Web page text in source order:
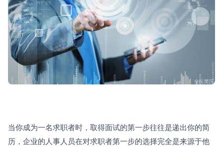
当你成为一名求职者时，取得面试的第一步往往是递出你的简
历，企业的人事人员在对求职者第一步的选择完全是来源于他